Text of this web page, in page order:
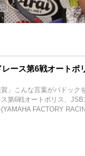
ース第6戦オートポ
賀」こんな言葉がパドック
第6戦オートポリス、
FACTORY